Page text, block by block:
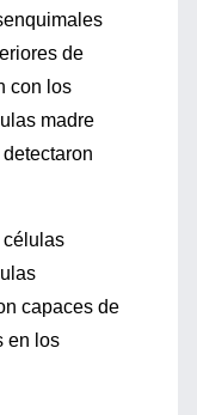
de
con los
madre
células
capaces de
en los